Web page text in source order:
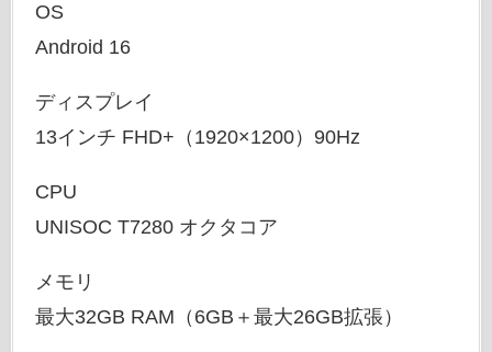
OS
Android 16
ディスプレイ
13インチ FHD+（1920×1200）90Hz
CPU
UNISOC T7280 オクタコア
メモリ
最大32GB RAM（6GB＋最大26GB拡張）